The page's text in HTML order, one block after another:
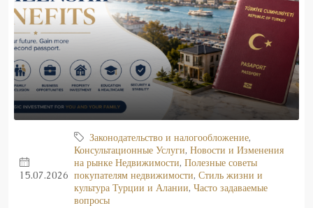
15.07.2026
Законодательство и налогообложение,
Консультационные Услуги, Новости и Изменения
на рынке Недвижимости, Полезные советы
покупателям недвижимости, Стиль жизни и
культура Турции и Алании, Часто задаваемые
вопросы